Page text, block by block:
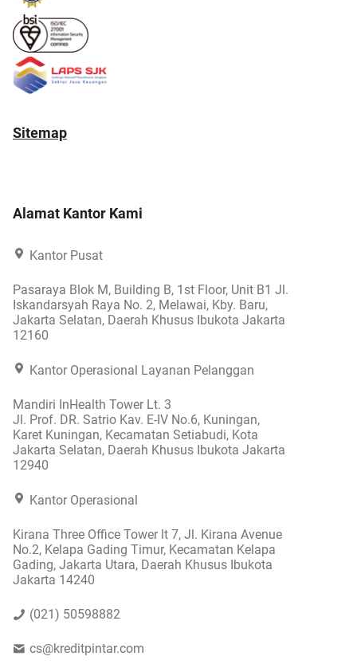
Sitemap
Alamat Kantor Kami
Kantor Pusat
Pasaraya Blok M, Building B, 1st Floor, Unit B1 Jl.
Iskandarsyah Raya No. 2, Melawai, Kby. Baru,
Jakarta Selatan, Daerah Khusus Ibukota Jakarta
12160
Kantor Operasional Layanan Pelanggan
Mandiri InHealth Tower Lt. 3
Jl. Prof. DR. Satrio Kav. E-IV No.6, Kuningan,
Karet Kuningan, Kecamatan Setiabudi, Kota
Jakarta Selatan, Daerah Khusus Ibukota Jakarta
12940
Kantor Operasional
Kirana Three Office Tower lt 7, Jl. Kirana Avenue
No.2, Kelapa Gading Timur, Kecamatan Kelapa
Gading, Jakarta Utara, Daerah Khusus Ibukota
Jakarta 14240
(021) 50598882
cs@kreditpintar.com